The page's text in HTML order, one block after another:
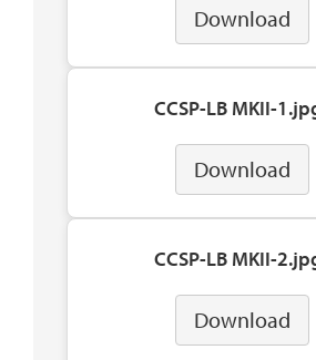
Download
CCSP-LB MKII-
Download
CCSP-LB MKII-
Download